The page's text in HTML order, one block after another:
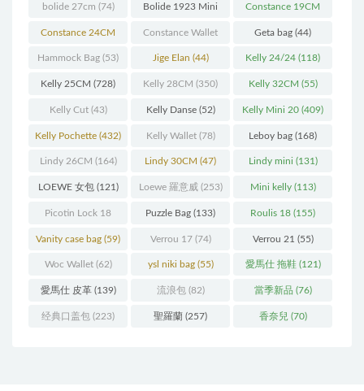
bolide 27cm (74) Bolide 1923 Mini
(93)
Constance 19CM
(571)
Constance 24CM
(216)
Constance Wallet
(60)
Geta bag (44)
Hammock Bag (53) Jige Elan (44) Kelly 24/24 (118)
Kelly 25CM (728) Kelly 28CM (350) Kelly 32CM (55)
Kelly Cut(43) Kelly Danse(52) Kelly Mini 20 (409)
Kelly Pochette (432) Kelly Wallet(78) Leboy bag (168)
Lindy 26CM (164) Lindy 30CM (47) Lindy mini (131)
LOEWE 女包(121) Loewe 羅意威(253) Mini kelly(113)
Picotin Lock 18
(202)
Puzzle Bag (133) Roulis 18 (155)
Vanity case bag (59) Verrou 17(74) Verrou 21 (55)
Woc Wallet(62) ysl niki bag(55) 愛馬仕 拖鞋(121)
愛馬仕 皮革(139) 流浪包(82) 當季新品 (76)
经典口盖包 (223) 聖羅蘭 (257) 香奈兒 (70)